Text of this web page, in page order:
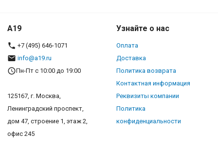
A19
+7 (495) 646-1071
info@a19.ru
Пн-Пт с 10:00 до 19:00
125167, г. Москва,
Ленинградский проспект,
дом 47, строение 1, этаж 2,
офис 245
Узнайте о нас
Оплата
Доставка
Политика возврата
Контактная информация
Реквизиты компании
Политика
конфиденциальности